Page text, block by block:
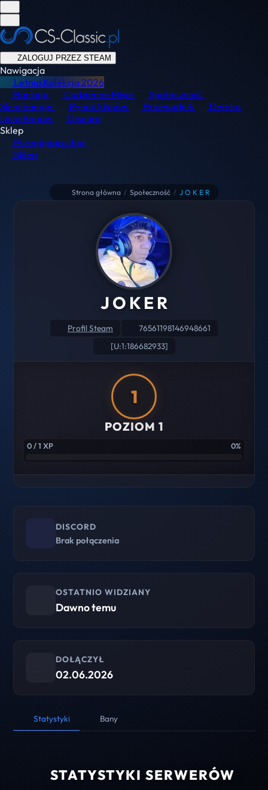
ZALOGUJ PRZEZ STEAM
Nawigacja
Letnia Kolekcja2026
Ranking
Codzienne Misje
Społeczność
Skinchanger
Rynek Skinów Przewodnik
Demka
Lista Banów
Discord
Sklep
Przeglądaj usługi
Sklep
Strona główna / Społeczność / J O K E R
J O K E R
Profil Steam
76561198146948661
[U:1:186682933]
1
POZIOM 1
0 / 1 XP 0%
DISCORD
Brak połączenia
OSTATNIO WIDZIANY
Dawno temu
DOŁĄCZYŁ
02.06.2026
Statystyki Bany
STATYSTYKI SERWERÓW